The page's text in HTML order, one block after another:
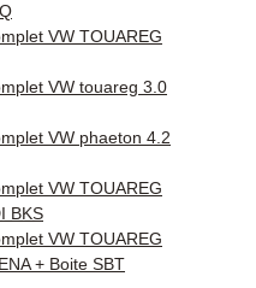
VW TOUAREG
VW touareg 3.0
VW phaeton 4.2
VW TOUAREG
BKS
VW TOUAREG
+ Boite SBT